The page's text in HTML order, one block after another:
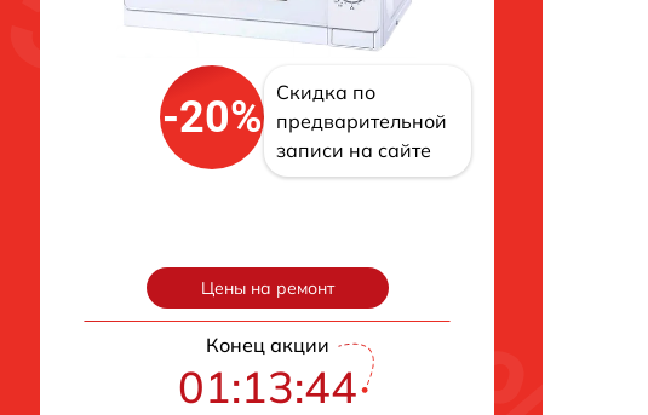
-20%
Скидка по
предварительной
записи на сайте
Цены на ремонт
Конец акции
01:13:43